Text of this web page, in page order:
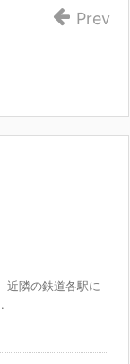
Prev
近隣の鉄道各駅に